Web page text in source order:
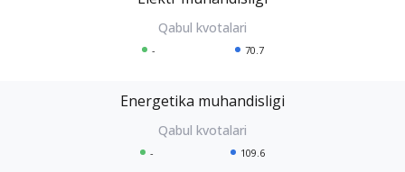
- 70.7
Energetika muhandisligi
- 109.6